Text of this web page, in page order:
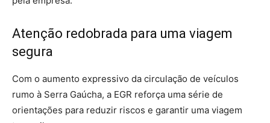
Atenção redobrada para uma viagem
segura
Com o aumento expressivo da circulação de veículos
rumo à Serra Gaúcha, a EGR reforça uma série de
orientações para reduzir riscos e garantir uma viagem